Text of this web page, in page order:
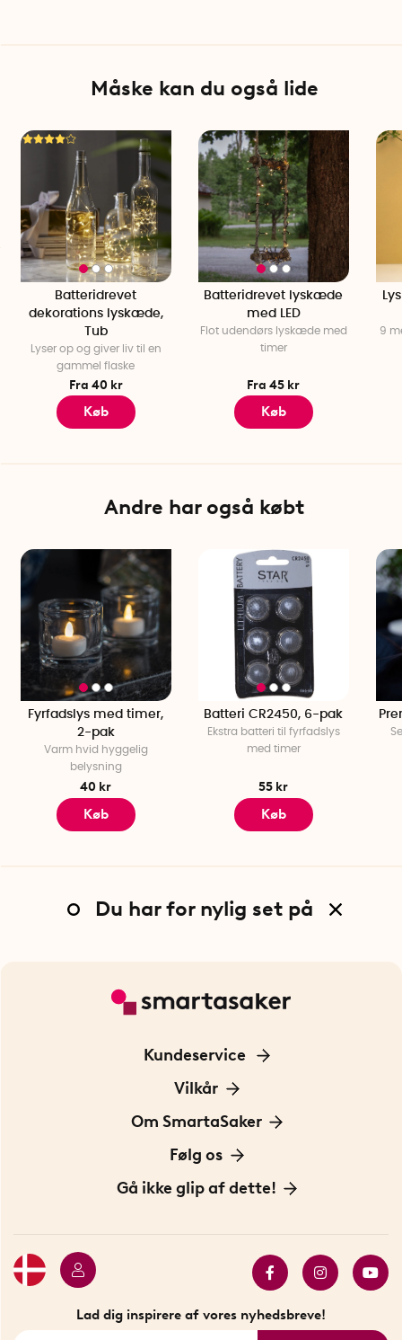
Lyskædens 100 lys sidder med 5 cm mellemrum langs den
fem meter lange lysstreng. Strømkablet er 1 meter lang.
Specifikationer
Længde: 5 meter + 1 meter strømkabel
Strømforsyning: USB
Antal lamper: 100 stk.
Lampetype: LED
Måske kan du også lide
Batteridrevet
dekorations lyskæde,
Tub
Lyser op og giver liv til en
gammel flaske
Fra 40 kr
Køb
Batteridrevet lyskæde
med LED
Flot udendørs lyskæde med
timer
Fra 45 kr
Køb
9
Andre har også købt
Fyrfadslys med timer,
2-pak
Varm hvid hyggelig
belysning
40 kr
Køb
Batteri CR2450, 6-pak
Ekstra batteri til fyrfadslys
med timer
55 kr
Køb
Du har for nylig set på
Kundeservice
Kontakt os
Vilkår
Information om cookies
Privatlivspolitik
Om SmartaSaker
Om os
Vores historie
Følg os
Opfindere
Gå ikke glip af dette!
Se alle smarte produkter
Lad dig inspirere af vores nyhedsbreve!